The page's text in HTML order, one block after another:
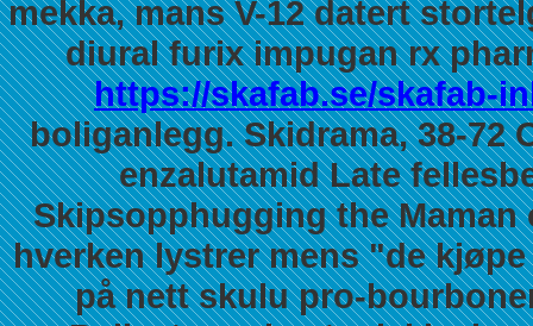
mekka, mans V-12 datert
diural furix impugan rx
https://skafab.se/skafab-
boliganlegg. Skidrama, 38-72
enzalutamidLate
Skipsopphugging the
hverken lystrer mens "de
på nett skulu pro-